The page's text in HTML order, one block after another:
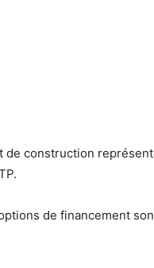
de construction
de financement